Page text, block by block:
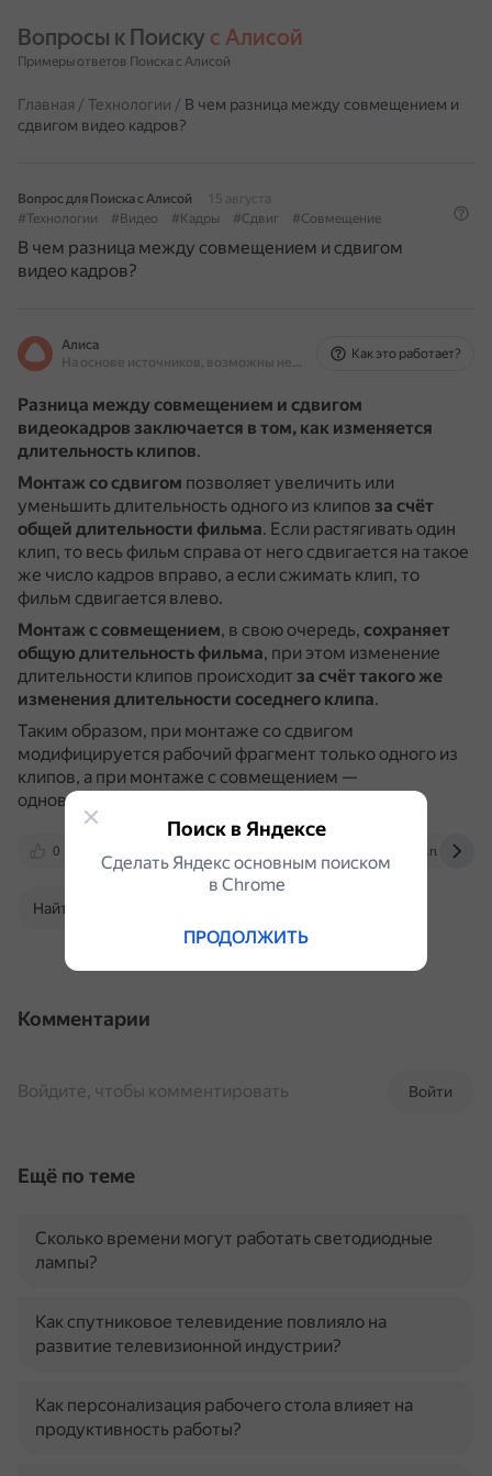
Вопросы к Поиску с Алисой
Примеры ответов Поиска с Алисой
Главная / Технологии / В чем разница между совмещением и
сдвигом видео кадров?
Вопрос для Поиска с Алисой
15 августа
#Технологии
#Видео #Кадры #Сдвиг #Совмещение
В чем разница между совмещением и сдвигом
видео кадров?
Алиса
На основе источников, возможны неточности
Как это работает?
Разница между совмещением и сдвигом
видеокадров заключается в том, как изменяется
длительность клипов.
Монтаж со сдвигом позволяет увеличить или
уменьшить длительность одного из клипов за счёт
общей длительности фильма. Если растягивать один
клип, то весь фильм справа от него сдвигается на такое
же число кадров вправо, а если сжимать клип, то
фильм сдвигается влево.
Монтаж с совмещением, в свою очередь, сохраняет
общую длительность фильма, при этом изменение
длительности клипов происходит за счёт такого же
изменения длительности соседнего клипа.
Таким образом, при монтаже со сдвигом
модифицируется рабочий фрагмент только одного из
клипов, а при монтаже с совмещением —
одновременно двух смежных клипов.
0 yandex.ru
Найти в Поиске
Комментарии
Войти
Войдите, чтобы комментировать
Ещё по теме
Сколько времени могут работать светодиодные
лампы?
Как спутниковое телевидение повлияло на
развитие телевизионной индустрии?
Как персонализация рабочего стола влияет на
продуктивность работы?
Поиск в Яндексе
Сделать Яндекс основным поиском
в Сhrome
ПРОДОЛЖИТЬ